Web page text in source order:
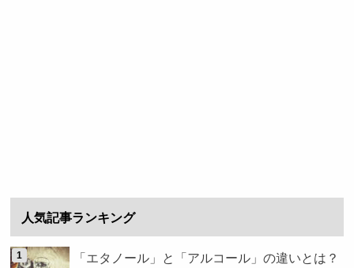
人気記事ランキング
「エタノール」と「アルコール」の違いとは？